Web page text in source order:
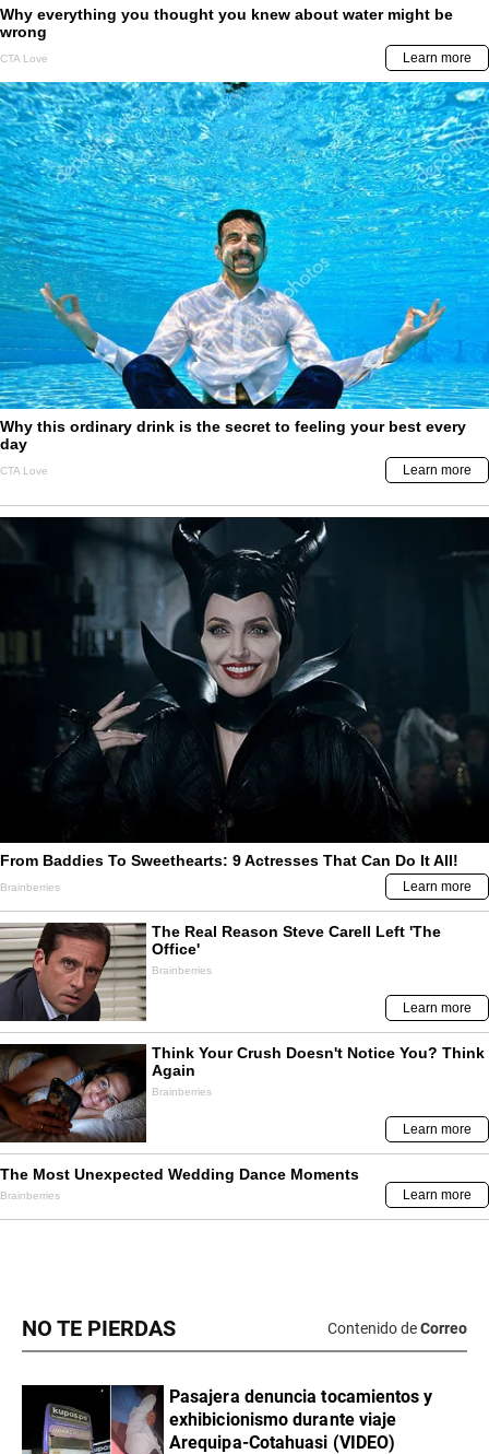
NO TE PIERDAS Contenido deCorreo
Pasajera denuncia tocamientos y
exhibicionismo durante viaje
Arequipa-Cotahuasi (VIDEO)